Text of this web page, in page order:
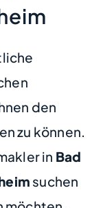
den
zu können.
in Bad
suchen